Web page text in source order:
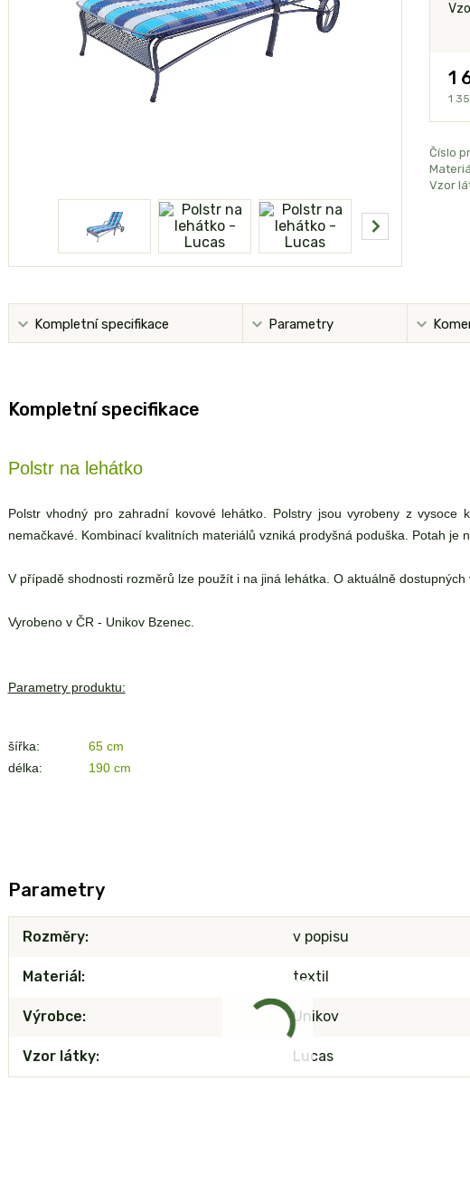
1
1
Číslo
Vzor
Kompletní specifikace Parametry
Kompletní specifikace
Polstr na lehátko
Polstr vhodný pro zahradní kovové lehátko. Polstry jsou vyrobeny z
nemačkavé. Kombinací kvalitních materiálů vzniká prodyšná poduška. Potah je
V případě shodnosti rozměrů lze použít i na jiná lehátka. O aktuálně
Vyrobeno v ČR - Unikov Bzenec.
Parametry produktu:
šířka:
65 cm
délka:
190 cm
Parametry
Rozměry v popisu
Materiál textil
Výrobce Unikov
Vzor látky Lucas